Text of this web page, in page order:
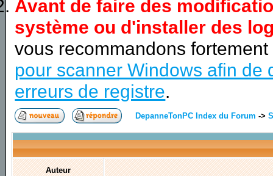
Avant de faire des
système ou d'installer des
vous recommandons
pour scanner Windows afin de
erreurs de registre.
DepanneTonPC Index du Forum ->
Auteur